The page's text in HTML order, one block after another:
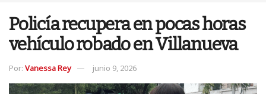
Policía recupera en pocas horas
vehículo robado en Villanueva
Por: Vanessa Rey junio 9, 2026